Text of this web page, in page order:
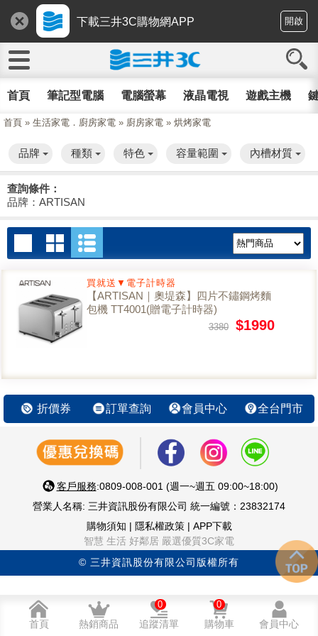
下載三井3C購物網APP 開啟
首頁 筆記型電腦 電腦螢幕 液晶電視 遊戲主機
首頁 » 生活家電．廚房家電 » 廚房家電 » 烘烤家電
品牌 種類 特色 容量範圍 內槽材質
查詢條件：
品牌：ARTISAN
買就送▼電子計時器
【ARTISAN｜奧堤森】四片不鏽鋼烤麵
包機 TT4001(贈電子計時器)
3380 $1990
折價券 訂單查詢 會員中心 全台門市
客戶服務:0809-008-001 (週一~週五 09:00~18:00)
營業人名稱: 三井資訊股份有限公司 統一編號：23832174
購物須知 | 隱私權政策| APP下載
智慧 生活 好鄰居 嚴選優質3C家電
© 三井資訊股份有限公司版權所有
首頁 熱銷商品 追蹤清單
0
購物車
0
會員中心